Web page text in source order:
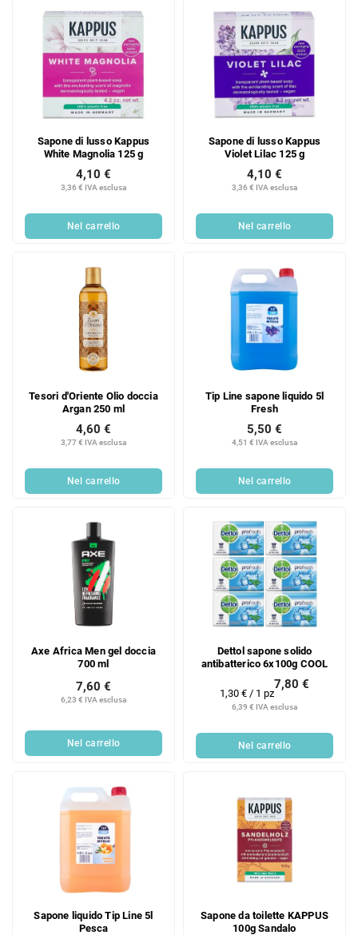
Sapone di lusso Kappus
White Magnolia 125 g
3,36 € IVA esclusa
4,10 €
Nel carrello
Sapone di lusso Kappus
Violet Lilac 125 g
3,36 € IVA esclusa
4,10 €
Nel carrello
Tesori d'Oriente Olio doccia
Argan 250 ml
3,77 € IVA esclusa
4,60 €
Nel carrello
Tip Line sapone liquido 5l
Fresh
4,51 € IVA esclusa
5,50 €
Nel carrello
Axe Africa Men gel doccia
700 ml
6,23 € IVA esclusa
7,60 €
Nel carrello
Dettol sapone solido
antibatterico 6x100g COOL
6,39 € IVA esclusa
7,80 €
Prezzo
della
1,30 € / 1 pz
Nel carrello
Sapone liquido Tip Line 5l
Pesca
Sapone da toilette KAPPUS
100g Sandalo